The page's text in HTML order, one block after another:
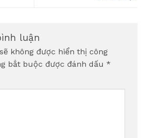
luận
không được hiển thị công
bắt buộc được đánh dấu *